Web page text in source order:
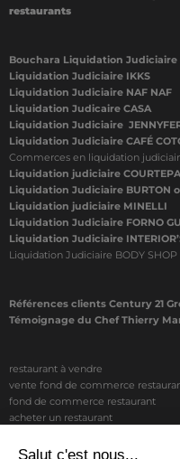
restaurants
Bouchara Liquidation Judiciaire
Liquidation Judiciaire IKKS
Liquidation Judiciaire NAF NAF
Liquidation Judicaire CASA
Liquidation Judiciaire
Liquidation Judiciaire CAFÉ
Commerces en liquidation
Liquidation judiciaire
Liquidation Judiciaire BURTON
Liquidation judiciaire MINELLI
Liquidation Judiciaire FORNO
Liquidation Judiciaire
Liquidation Judiciaire BODY SHOP
Références clients Century 21
Témoignage du Chef Thierry
restaurant à vendre
vente fond de commerce
fond de commerce restaurant
acheter un restaurant
vente de fond de commerce